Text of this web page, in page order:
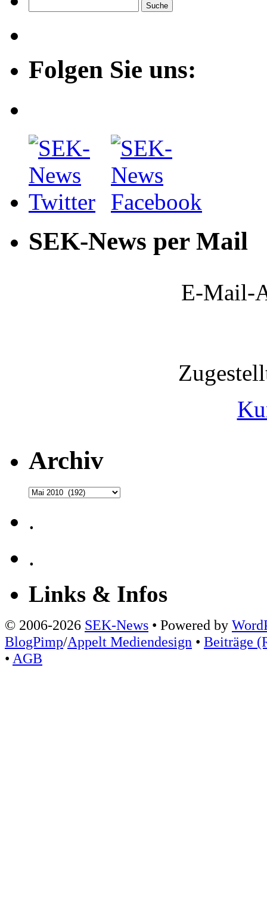
Folgen Sie uns:
SEK-News per Mail
E-Mail-
Archiv
Archiv
.
.
Links & Infos
© 2006-2026 SEK-News • Powered by
BlogPimp/Appelt Mediendesign • Beiträge
• AGB